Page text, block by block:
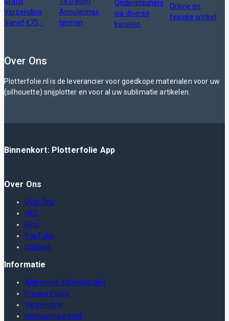
Verzending
Vanaf €75,-
Annulerings
termijn
Ondersteuning
via diverse
kanalen
Online en
fysieke winkel
Over Ons
Plotterfolie.nl is de leverancier voor goedkope materialen voor uw
(silhouette) snijplotter en voor al uw sublimatie artikelen.
Binnenkort: Plotterfolie App
Over Ons
Over Ons
FAQ
Blog
YouTube
Contact
Informatie
Algemene Voorwaarden
Privacy Policy
Verzending
Herroepingsrecht